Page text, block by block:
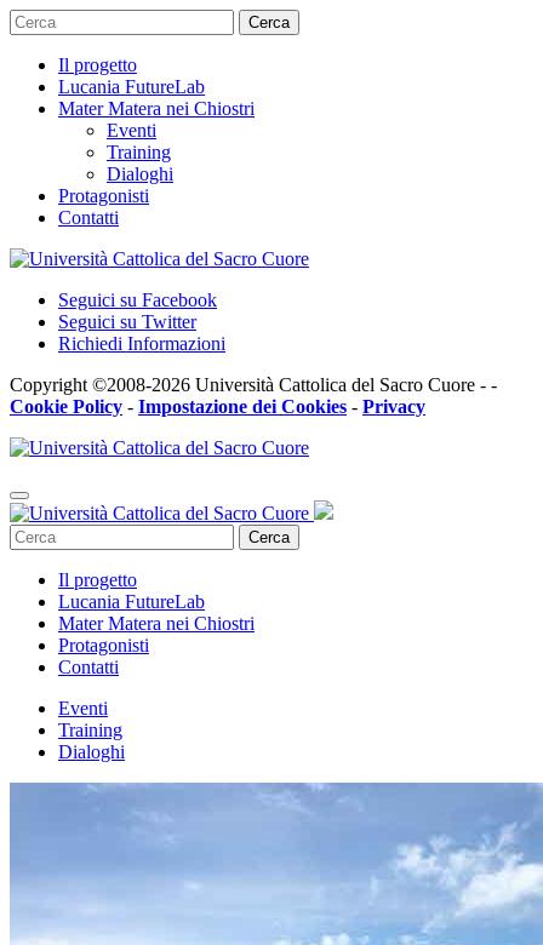
Cerca
Il progetto
Lucania FutureLab
Mater Matera nei Chiostri
Eventi
Training
Dialoghi
Protagonisti
Contatti
Seguici su Facebook
Seguici su Twitter
Richiedi Informazioni
Copyright ©2008-2026 Università Cattolica del Sacro Cuore - -
Cookie Policy - Impostazione dei Cookies - Privacy
Cerca
Il progetto
Lucania FutureLab
Mater Matera nei Chiostri
Protagonisti
Contatti
Eventi
Training
Dialoghi